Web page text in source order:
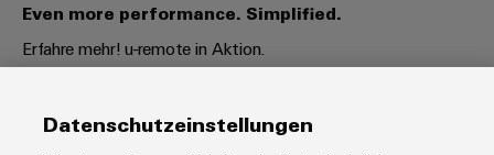
Even more performance. Simplified.
Erfahre mehr! u-remote in Aktion.
Datenschutzeinstellungen